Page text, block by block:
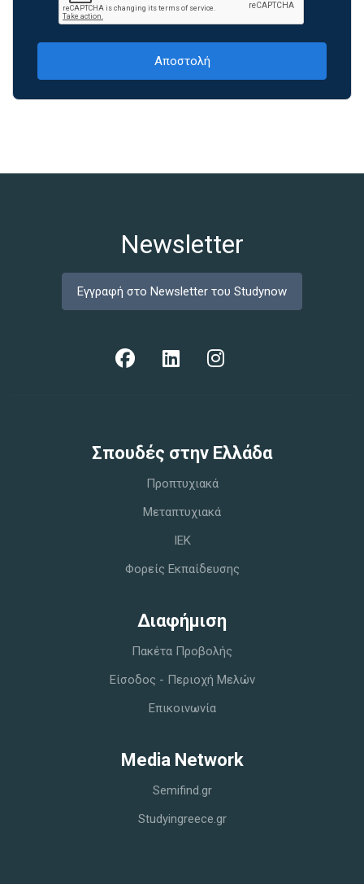
Newsletter
Εγγραφή στο Newsletter του Studynow
Σπoυδές στην Ελλάδα
Προπτυχιακά
Μεταπτυχιακά
IEK
Φορείς Εκπαίδευσης
Διαφήμιση
Πακέτα Προβολής
Είσοδος - Περιοχή Μελών
Επικοινωνία
Media Network
Semifind.gr
Studyingreece.gr